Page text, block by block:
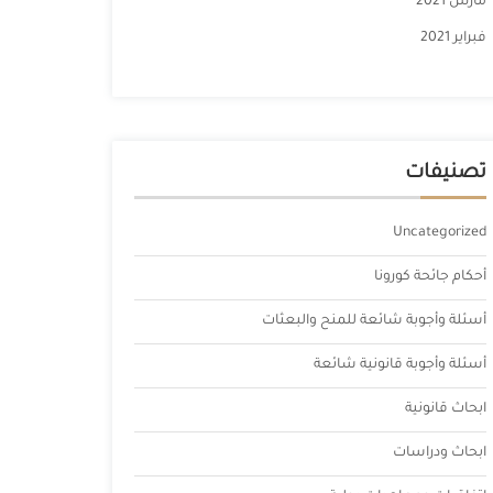
فبراير 2021
تصنيفات
Uncategorized
أحكام جائحة كورونا
أسئلة وأجوبة شائعة للمنح والبعثات
أسئلة وأجوبة قانونية شائعة
ابحاث قانونية
ابحاث ودراسات